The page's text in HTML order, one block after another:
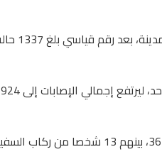
وسجلت إدارة